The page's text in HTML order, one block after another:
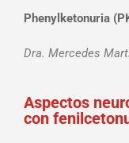
Phenylketonuria
Dra. Mercedes
Aspectos
con